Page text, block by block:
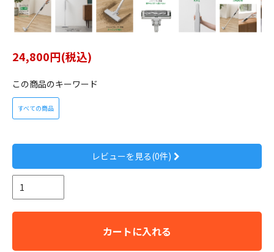
24,800円(税込)
この商品のキーワード
すべての商品
レビューを見る(0件)
カートに入れる